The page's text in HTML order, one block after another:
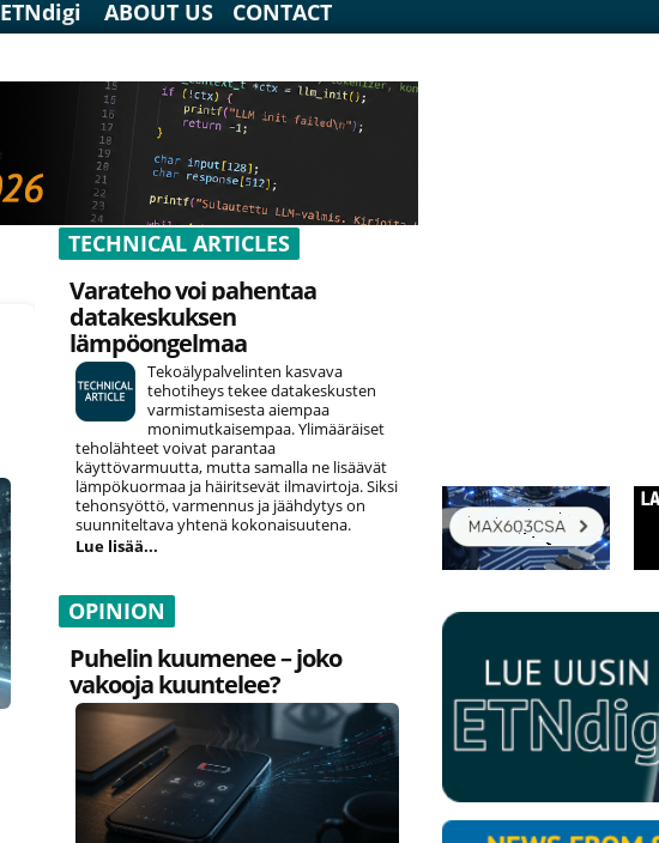
ETNdigi ABOUT US CONTACT
TECHNICAL ARTICLES
Varateho voi pahentaa
datakeskuksen
lämpöongelmaa
Tekoälypalvelinten kasvava
tehotiheys tekee datakeskusten
varmistamisesta aiempaa
monimutkaisempaa. Ylimääräiset
teholähteet voivat parantaa
käyttövarmuutta, mutta samalla ne lisäävät
lämpökuormaa ja häiritsevät ilmavirtoja. Siksi
tehonsyöttö, varmennus ja jäähdytys on
suunniteltava yhtenä kokonaisuutena.
Lue lisää...
OPINION
Puhelin kuumenee – joko
vakooja kuuntelee?